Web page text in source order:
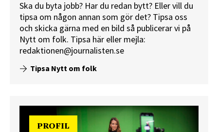
Ska du byta jobb? Har du redan bytt? Eller vill du
tipsa om någon annan som gör det? Tipsa oss
och skicka gärna med en bild så publicerar vi på
Nytt om folk. Tipsa här eller mejla:
redaktionen@journalisten.se
Tipsa Nytt om folk
PROFIL